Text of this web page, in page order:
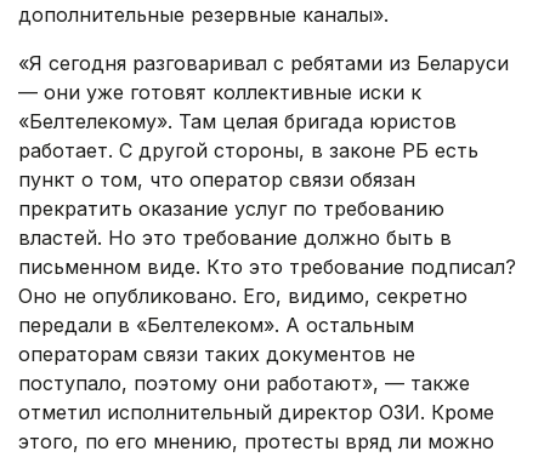
дополнительные резервные каналы».
«Я сегодня разговаривал с ребятами из Беларуси
— они уже готовят коллективные иски к
«Белтелекому». Там целая бригада юристов
работает. С другой стороны, в законе РБ есть
пункт о том, что оператор связи обязан
прекратить оказание услуг по требованию
властей. Но это требование должно быть в
письменном виде. Кто это требование подписал?
Оно не опубликовано. Его, видимо, секретно
передали в «Белтелеком». А остальным
операторам связи таких документов не
поступало, поэтому они работают», — также
отметил исполнительный директор ОЗИ. Кроме
этого, по его мнению, протесты вряд ли можно